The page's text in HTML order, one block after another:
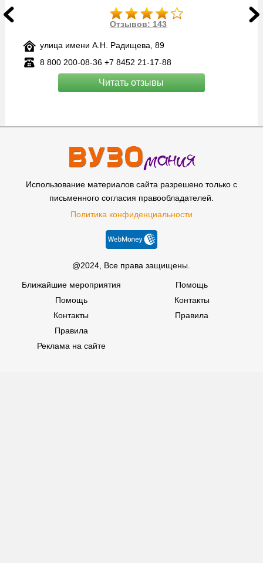
Отзывов: 143
улица имени А.Н. Радищева, 89
8 800 200‑08-36 +7 8452 21‑17-88
Читать отзывы
Использование материалов сайта разрешено только с
письменного согласия правообладателей.
Политика конфиденциальности
@2024, Все права защищены.
Ближайшие мероприятия
Помощь
Контакты
Правила
Реклама на сайте
Помощь
Контакты
Правила